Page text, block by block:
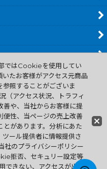
テム 販売 ニンテンドウ64・
池交換
ン お宝王 All Rights
、無断転載複製を禁ずる
ではCookieを使用してい
たお客様がアクセス元商品
照することがございま
（アクセス状況、トラフィ
善や、当社からお客様に提
便性、当ページの売上改善
とがあります。分析にあた
ール提供者に情報提供さ
社のプライバシーポリシー
拒否、セキュリー設定等
できない、アクセスが出来